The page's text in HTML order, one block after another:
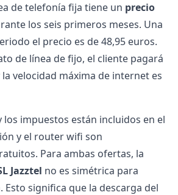
de telefonía fija tiene un precio
los seis primeros meses. Una
el precio es de 48,95 euros.
de línea de fijo, el cliente pagará
velocidad máxima de internet es
los impuestos están incluidos en el
y el router wifi son
Para ambas ofertas, la
Jazztel no es simétrica para
Esto significa que la descarga del